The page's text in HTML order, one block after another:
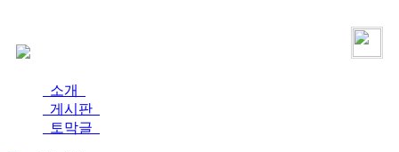
소개
게시판
토막글